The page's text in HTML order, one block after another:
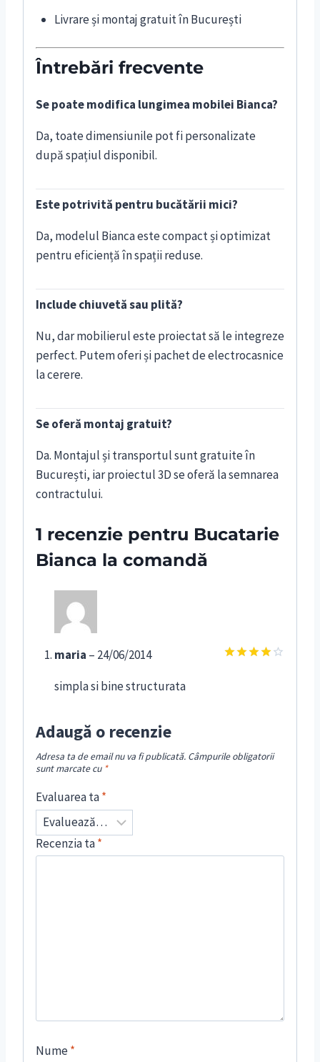
Livrare și montaj gratuit în București
Întrebări frecvente
Se poate modifica lungimea mobilei Bianca?
Da, toate dimensiunile pot fi personalizate
după spațiul disponibil.
Este potrivită pentru bucătării mici?
Da, modelul Bianca este compact și optimizat
pentru eficiență în spații reduse.
Include chiuvetă sau plită?
Nu, dar mobilierul este proiectat să le integreze
perfect. Putem oferi și pachet de electrocasnice
la cerere.
Se oferă montaj gratuit?
Da. Montajul și transportul sunt gratuite în
București, iar proiectul 3D se oferă la semnarea
contractului.
1 recenzie pentru Bucatarie
Bianca la comandă
maria – 24/06/2014
simpla si bine structurata
Adaugă o recenzie
Adresa ta de email nu va fi publicată. Câmpurile obligatorii
sunt marcate cu *
Evaluarea ta*
Recenzia ta*
Nume*